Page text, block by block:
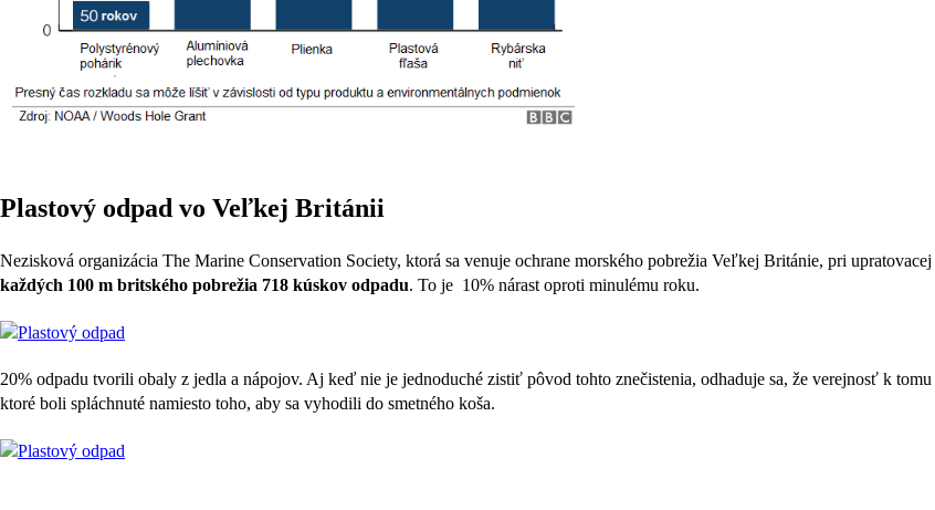
Plastový odpad vo Veľkej Británii
Nezisková organizácia The Marine Conservation Society, ktorá sa venuje ochrane morského pobrežia Veľkej Británie, pri
každých 100 m britského pobrežia 718 kúskov odpadu. To je 10% nárast oproti minulému roku.
20% odpadu tvorili obaly z jedla a nápojov. Aj keď nie je jednoduché zistiť pôvod tohto znečistenia, odhaduje sa, že verejnosť k
ktoré boli spláchnuté namiesto toho, aby sa vyhodili do smetného koša.